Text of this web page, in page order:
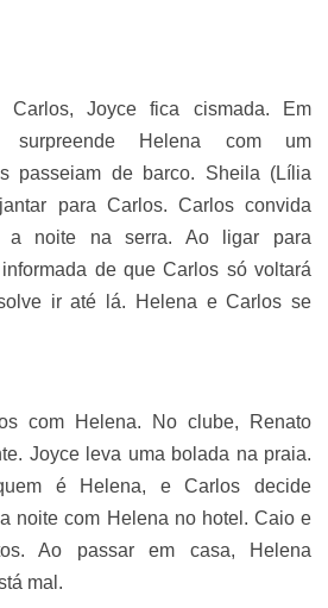
Joyce fica cismada. Em
surpreende Helena com um
passeiam de barco. Sheila (Lília
para Carlos. Carlos convida
a noite na serra. Ao ligar para
de que Carlos só voltará
ir até lá. Helena e Carlos se
com Helena. No clube, Renato
Joyce leva uma bolada na praia.
é Helena, e Carlos decide
noite com Helena no hotel. Caio e
Ao passar em casa, Helena
mal.